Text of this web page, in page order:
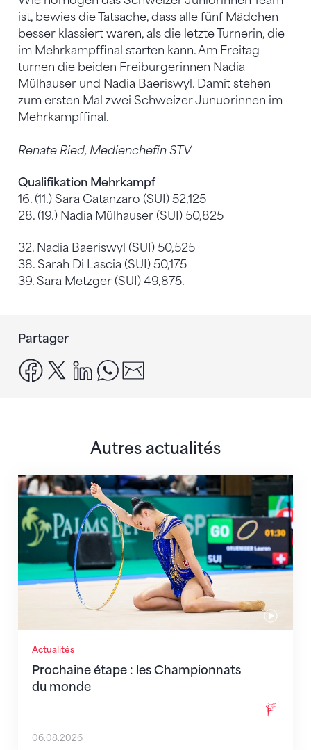
ist, bewies die Tatsache, dass alle fünf Mädchen
besser klassiert waren, als die letzte Turnerin, die
im Mehrkampffinal starten kann. Am Freitag
turnen die beiden Freiburgerinnen Nadia
Mülhauser und Nadia Baeriswyl. Damit stehen
zum ersten Mal zwei Schweizer Junuorinnen im
Mehrkampffinal.
Renate Ried, Medienchefin STV
Qualifikation Mehrkampf
16. (11.) Sara Catanzaro (SUI) 52,125
28. (19.) Nadia Mülhauser (SUI) 50,825
32. Nadia Baeriswyl (SUI) 50,525
38. Sarah Di Lascia (SUI) 50,175
39. Sara Metzger (SUI) 49,875.
Partager
facebook
x linkedinwhatsapp
Autres actualités
Actualités
Prochaine étape : les Championnats
du monde
Prochaine étape : les Championnats du monde
06.08.2026